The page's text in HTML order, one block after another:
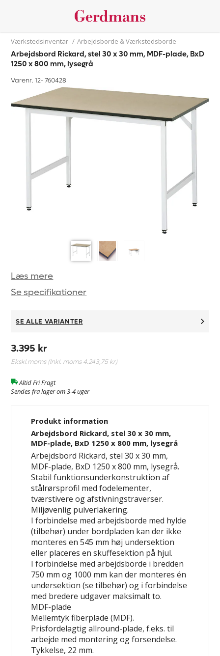
Værkstedsinventar / Arbejdsborde & Værkstedsborde
Arbejdsbord Rickard, stel 30 x 30 mm, MDF-plade, BxD
1250 x 800 mm, lysegrå
Varenr. 12-760428
Læs mere
Se specifikationer
SE ALLE VARIANTER
3.395 kr
Ekskl.moms (Inkl. moms4.243,75 kr)
Altid Fri Fragt
Sendes fra lager om 3-4 uger
Produkt information
Arbejdsbord Rickard, stel 30 x 30 mm,
MDF-plade, BxD 1250 x 800 mm, lysegrå
Arbejdsbord Rickard, stel 30 x 30 mm,
MDF-plade, BxD 1250 x 800 mm, lysegrå.
Stabil funktionsunderkonstruktion af
stålrørsprofil med fodelementer,
tværstivere og afstivningstraverser.
Miljøvenlig pulverlakering.
I forbindelse med arbejdsborde med hylde
(tilbehør) under bordpladen kan der ikke
monteres en 545 mm høj undersektion
eller placeres en skuffesektion på hjul.
I forbindelse med arbejdsborde i bredden
750 mm og 1000 mm kan der monteresén
undersektion (se tilbehør) og i forbindelse
med bredere udgaver maksimaltto.
MDF-plade
Mellemtyk fiberplade (MDF).
Prisfordelagtig allround-plade, f.eks. til
arbejde med montering og forsendelse.
Tykkelse, 22 mm.